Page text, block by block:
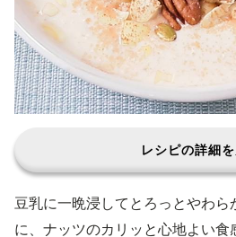
レシピの詳細
豆乳に一晩浸してとろっとやわ
に、ナッツのカリッと心地よい